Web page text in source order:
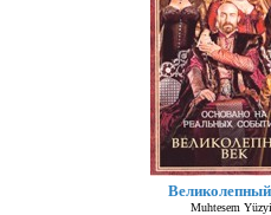
Muhtesem